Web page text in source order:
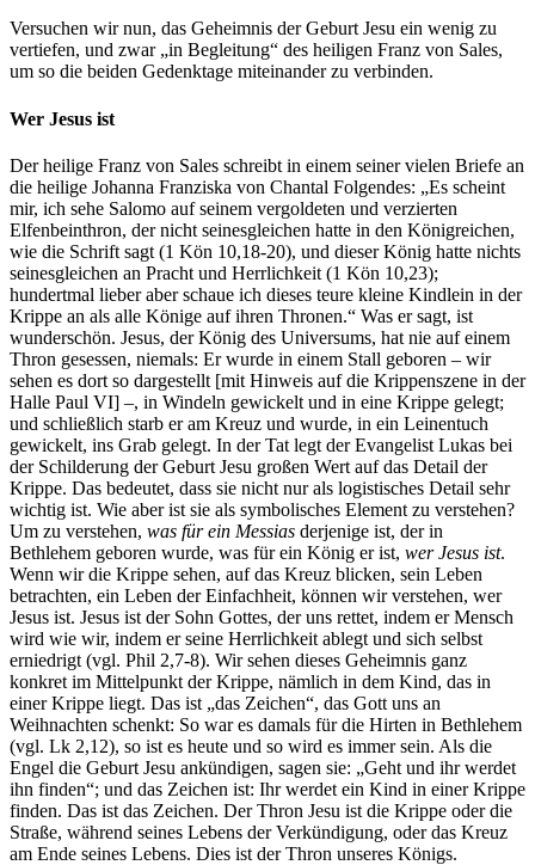
Versuchen wir nun, das Geheimnis der Geburt Jesu ein wenig zu
vertiefen, und zwar „in Begleitung“ des heiligen Franz von Sales,
um so die beiden Gedenktage miteinander zu verbinden.
Wer Jesus ist
Der heilige Franz von Sales schreibt in einem seiner vielen Briefe an
die heilige Johanna Franziska von Chantal Folgendes: „Es scheint
mir, ich sehe Salomo auf seinem vergoldeten und verzierten
Elfenbeinthron, der nicht seinesgleichen hatte in den Königreichen,
wie die Schrift sagt (1 Kön 10,18-20), und dieser König hatte nichts
seinesgleichen an Pracht und Herrlichkeit (1 Kön 10,23);
hundertmal lieber aber schaue ich dieses teure kleine Kindlein in der
Krippe an als alle Könige auf ihren Thronen.“ Was er sagt, ist
wunderschön. Jesus, der König des Universums, hat nie auf einem
Thron gesessen, niemals: Er wurde in einem Stall geboren – wir
sehen es dort so dargestellt [mit Hinweis auf die Krippenszene in der
Halle Paul VI] –, in Windeln gewickelt und in eine Krippe gelegt;
und schließlich starb er am Kreuz und wurde, in ein Leinentuch
gewickelt, ins Grab gelegt. In der Tat legt der Evangelist Lukas bei
der Schilderung der Geburt Jesu großen Wert auf das Detail der
Krippe. Das bedeutet, dass sie nicht nur als logistisches Detail sehr
wichtig ist. Wie aber ist sie als symbolisches Element zu verstehen?
Um zu verstehen, was für ein Messias derjenige ist, der in
Bethlehem geboren wurde, was für ein König er ist, wer Jesus ist.
Wenn wir die Krippe sehen, auf das Kreuz blicken, sein Leben
betrachten, ein Leben der Einfachheit, können wir verstehen, wer
Jesus ist. Jesus ist der Sohn Gottes, der uns rettet, indem er Mensch
wird wie wir, indem er seine Herrlichkeit ablegt und sich selbst
erniedrigt (vgl. Phil 2,7-8). Wir sehen dieses Geheimnis ganz
konkret im Mittelpunkt der Krippe, nämlich in dem Kind, das in
einer Krippe liegt. Das ist „das Zeichen“, das Gott uns an
Weihnachten schenkt: So war es damals für die Hirten in Bethlehem
(vgl. Lk 2,12), so ist es heute und so wird es immer sein. Als die
Engel die Geburt Jesu ankündigen, sagen sie: „Geht und ihr werdet
ihn finden“; und das Zeichen ist: Ihr werdet ein Kind in einer Krippe
finden. Das ist das Zeichen. Der Thron Jesu ist die Krippe oder die
Straße, während seines Lebens der Verkündigung, oder das Kreuz
am Ende seines Lebens. Dies ist der Thron unseres Königs.